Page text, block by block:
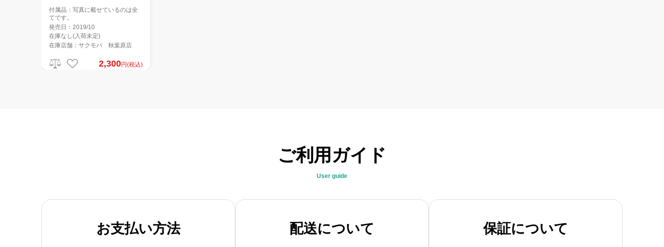
付属品：写真に載せているのは全
てです。
発売日：2019/10
在庫なし(入荷未定)
在庫店舗：サクモバ 秋葉原店
2,300円(税込)
ご利用ガイド
User guide
お支払い方法 配送について 保証について